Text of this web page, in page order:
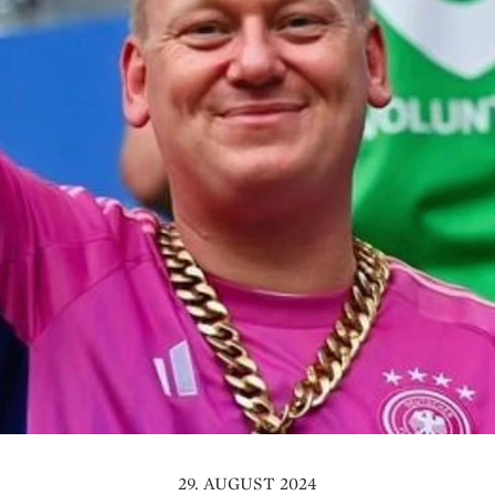
29. AUGUST 2024